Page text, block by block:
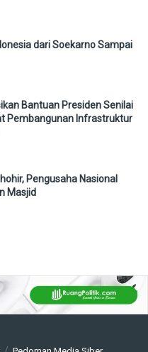
dari Soekarno Sampai
Bantuan Presiden Senilai
Pembangunan Infrastruktur
Pengusaha Nasional
Masjid